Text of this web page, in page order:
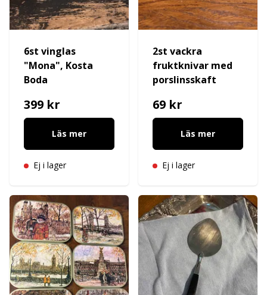
6st vinglas
"Mona", Kosta
Boda
399 kr
Läs mer
Ej i lager
2st vackra
fruktknivar med
porslinsskaft
69 kr
Läs mer
Ej i lager